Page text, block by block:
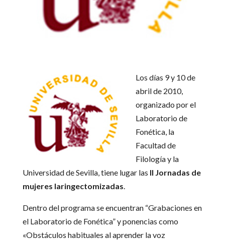
Los días 9 y 10 de
abril de 2010,
organizado por el
Laboratorio de
Fonética, la
Facultad de
Filología y la
Universidad de Sevilla, tiene lugar las II Jornadas de
mujeres laringectomizadas
Dentro del programa se encuentran “Grabaciones en
el Laboratorio de Fonética” y ponencias como
«Obstáculos habituales al aprender la voz